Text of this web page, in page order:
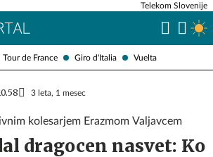
Tour de France Giro d'Italia Vuelta
Telekom Slovenije
3 leta, 1 mesec
kolesarjem Erazmom Valjavcem
dragocen nasvet: Ko